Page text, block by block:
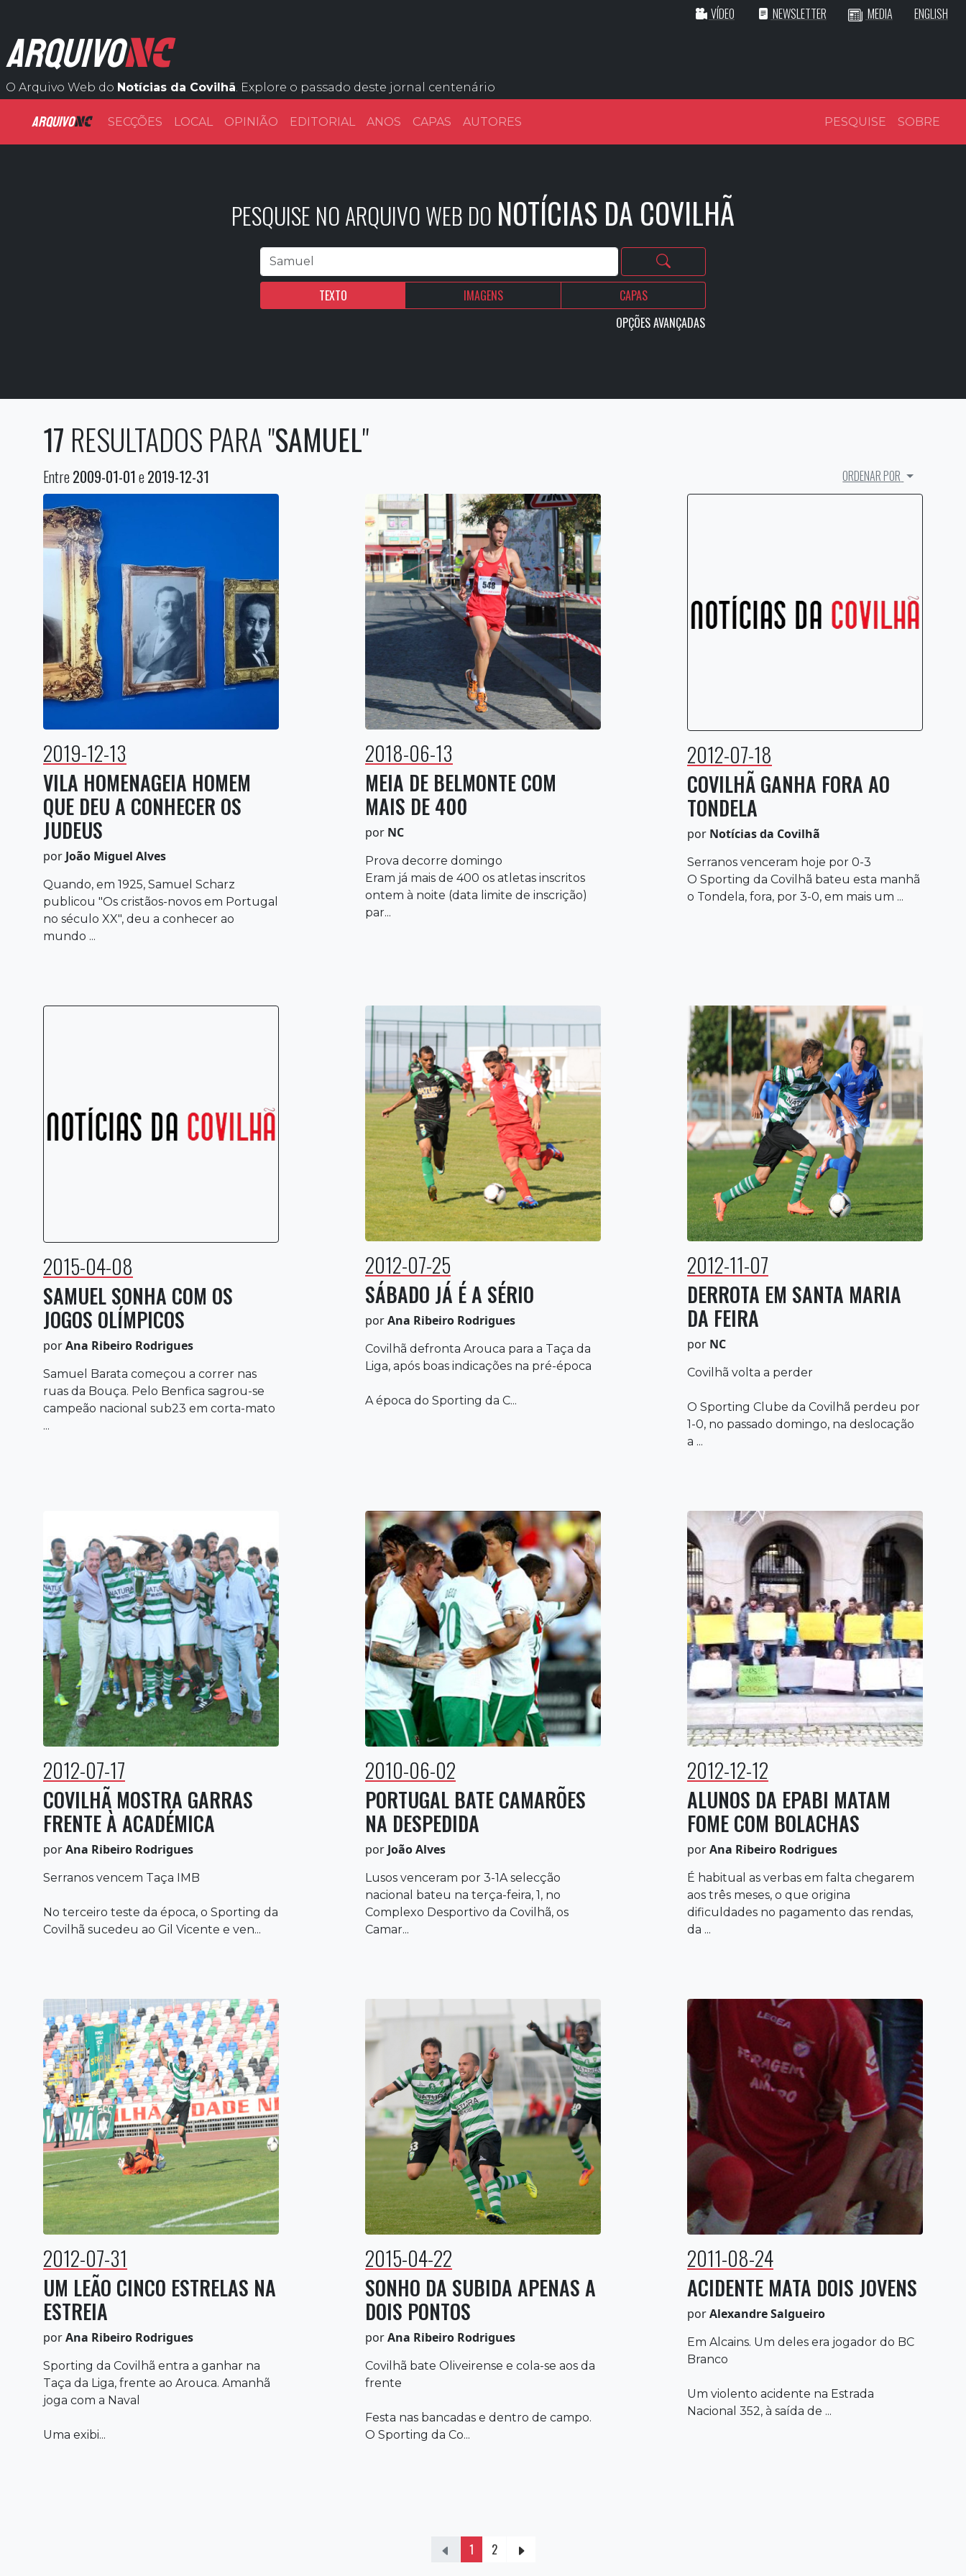
VÍDEO NEWSLETTER MEDIA ENGLISH
ARQUIVONC
O Arquivo Web do Notícias da Covilhã. Explore o passado deste jornal centenário
ARQUIVONC SECÇÕES LOCAL OPINIÃO EDITORIAL ANOS CAPAS AUTORES PESQUISE SOBRE
PESQUISE NO ARQUIVO WEB DO NOTÍCIAS DA COVILHÃ
TEXTO IMAGENS
CAPAS
OPÇÕES AVANÇADAS
17 RESULTADOS PARA "SAMUEL"
Entre2009-01-01e2019-12-31 ORDENAR POR
2019-12-13
VILA HOMENAGEIA HOMEM
QUE DEU A CONHECER OS
JUDEUS
por João Miguel Alves
Quando, em 1925, Samuel Scharz
publicou "Os cristãos-novos em Portugal
no século XX", deu a conhecer ao
mundo ...
2018-06-13
MEIA DE BELMONTE COM
MAIS DE 400
por NC
Prova decorre domingo
Eram já mais de 400 os atletas inscritos
ontem à noite (data limite de inscrição)
par...
2012-07-18
COVILHÃ GANHA FORA AO
TONDELA
por Notícias da Covilhã
Serranos venceram hoje por 0-3
O Sporting da Covilhã bateu esta manhã
o Tondela, fora, por 3-0, em mais um ...
2015-04-08
SAMUEL SONHA COM OS
JOGOS OLÍMPICOS
porAna Ribeiro Rodrigues
Samuel Barata começou a correr nas
ruas da Bouça. Pelo Benfica sagrou-se
campeão nacional sub23 em corta-mato
...
2012-07-25
SÁBADO JÁ É A SÉRIO
porAna Ribeiro Rodrigues
Covilhã defronta Arouca para a Taça da
Liga, após boas indicações na pré-época
A época do Sporting da C...
2012-11-07
DERROTA EM SANTA MARIA
DA FEIRA
por NC
Covilhã volta a perder
O Sporting Clube da Covilhã perdeu por
1-0, no passado domingo, na deslocação
a ...
2012-07-17
COVILHÃ MOSTRA GARRAS
FRENTE À ACADÉMICA
porAna Ribeiro Rodrigues
Serranos vencem Taça IMB
No terceiro teste da época, o Sporting da
Covilhã sucedeu ao Gil Vicente e ven...
2010-06-02
PORTUGAL BATE CAMARÕES
NA DESPEDIDA
por João Alves
Lusos venceram por 3-1A selecção
nacional bateu na terça-feira, 1, no
Complexo Desportivo da Covilhã, os
Camar...
2012-12-12
ALUNOS DA EPABI MATAM
FOME COM BOLACHAS
porAna Ribeiro Rodrigues
É habitual as verbas em falta chegarem
aos três meses, o que origina
dificuldades no pagamento das rendas,
da ...
2012-07-31
UM LEÃO CINCO ESTRELAS NA
ESTREIA
porAna Ribeiro Rodrigues
Sporting da Covilhã entra a ganhar na
Taça da Liga, frente ao Arouca. Amanhã
joga com a Naval
Uma exibi...
2015-04-22
SONHO DA SUBIDA APENAS A
DOIS PONTOS
porAna Ribeiro Rodrigues
Covilhã bate Oliveirense e cola-se aos da
frente
Festa nas bancadas e dentro de campo.
O Sporting da Co...
2011-08-24
ACIDENTE MATA DOIS JOVENS
porAlexandre Salgueiro
Em Alcains. Um deles era jogador do BC
Branco
Um violento acidente na Estrada
Nacional 352, à saída de ...
1 2